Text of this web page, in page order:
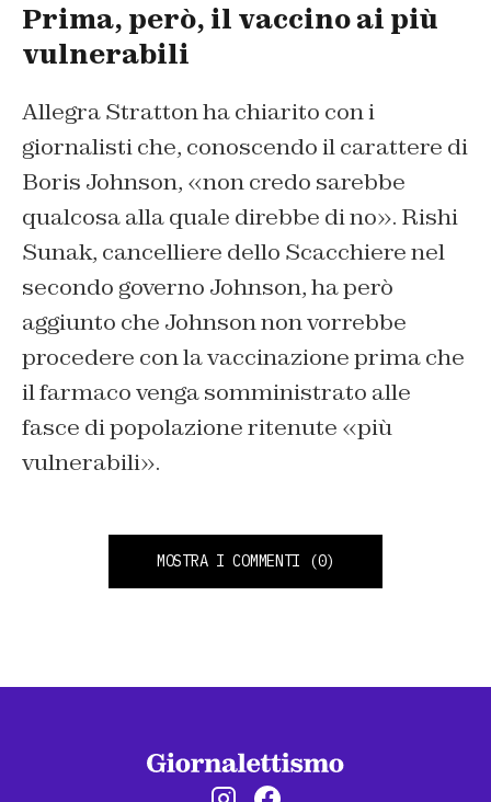
Prima, però, il vaccino ai più
vulnerabili
Allegra Stratton ha chiarito con i
giornalisti che, conoscendo il carattere di
Boris Johnson, «non credo sarebbe
qualcosa alla quale direbbe di no». Rishi
Sunak, cancelliere dello Scacchiere nel
secondo governo Johnson, ha però
aggiunto che Johnson non vorrebbe
procedere con la vaccinazione prima che
il farmaco venga somministrato alle
fasce di popolazione ritenute «più
vulnerabili».
MOSTRA I COMMENTI (0)